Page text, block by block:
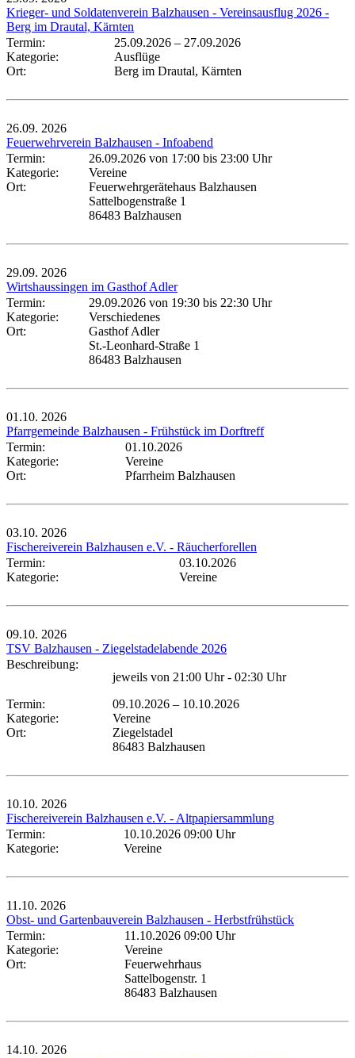
Krieger- und Soldatenverein Balzhausen - Vereinsausflug 2026 -
Berg im Drautal, Kärnten
Termin:
25.09.2026 – 27.09.2026
Kategorie:
Ausflüge
Ort:
Berg im Drautal, Kärnten
26.09. 2026
Feuerwehrverein Balzhausen - Infoabend
Termin:
26.09.2026 von 17:00 bis 23:00 Uhr
Kategorie:
Vereine
Ort:
Feuerwehrgerätehaus Balzhausen
Sattelbogenstraße 1
86483 Balzhausen
29.09. 2026
Wirtshaussingen im Gasthof Adler
Termin:
29.09.2026 von 19:30 bis 22:30 Uhr
Kategorie:
Verschiedenes
Ort:
Gasthof Adler
St.-Leonhard-Straße 1
86483 Balzhausen
01.10. 2026
Pfarrgemeinde Balzhausen - Frühstück im Dorftreff
Termin:
01.10.2026
Kategorie:
Vereine
Ort:
Pfarrheim Balzhausen
03.10. 2026
Fischereiverein Balzhausen e.V. - Räucherforellen
Termin:
03.10.2026
Kategorie:
Vereine
09.10. 2026
TSV Balzhausen - Ziegelstadelabende 2026
Beschreibung:
jeweils von 21:00 Uhr - 02:30 Uhr
Termin:
09.10.2026 – 10.10.2026
Kategorie:
Vereine
Ort:
Ziegelstadel
86483 Balzhausen
10.10. 2026
Fischereiverein Balzhausen e.V. - Altpapiersammlung
Termin:
10.10.2026 09:00 Uhr
Kategorie:
Vereine
11.10. 2026
Obst- und Gartenbauverein Balzhausen - Herbstfrühstück
Termin:
11.10.2026 09:00 Uhr
Kategorie:
Vereine
Ort:
Feuerwehrhaus
Sattelbogenstr. 1
86483 Balzhausen
14.10. 2026